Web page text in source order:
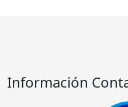
Información